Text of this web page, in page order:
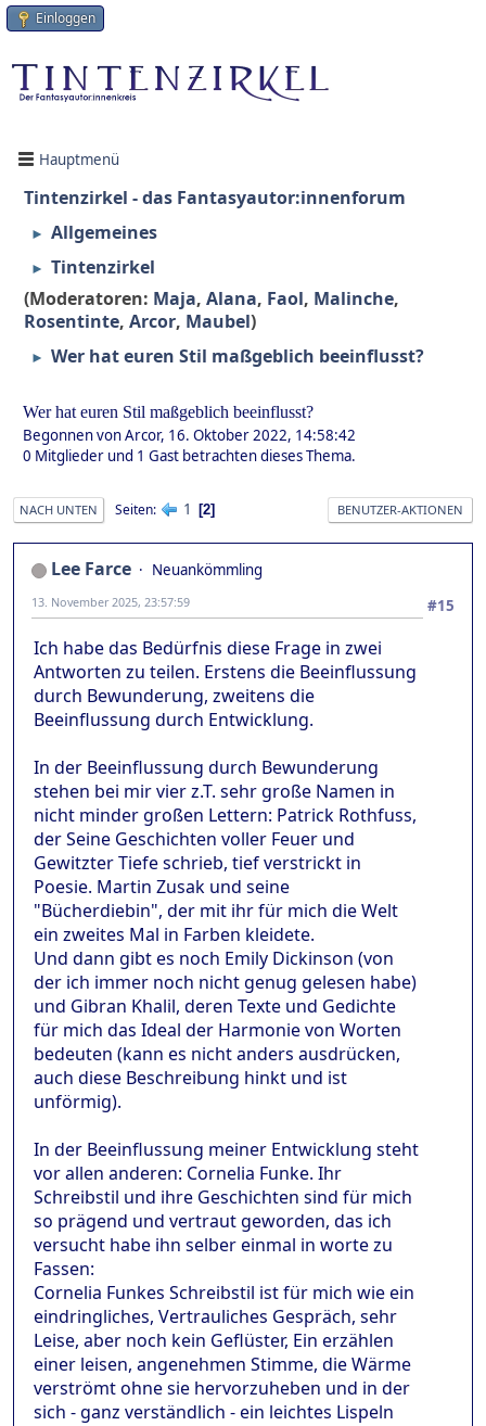
Einloggen
Hauptmenü
Tintenzirkel - das Fantasyautor:innenforum
► Allgemeines
► Tintenzirkel
(Moderatoren: Maja, Alana, Faol, Malinche,
Rosentinte, Arcor, Maubel)
► Wer hat euren Stil maßgeblich beeinflusst?
Wer hat euren Stil maßgeblich beeinflusst?
Begonnen von Arcor, 16. Oktober 2022, 14:58:42
0 Mitglieder und 1 Gast betrachten dieses Thema.
NACH UNTEN Seiten 1 2 BENUTZER-AKTIONEN
Lee Farce
Neuankömmling
#15
13. November 2025, 23:57:59
Ich habe das Bedürfnis diese Frage in zwei
Antworten zu teilen. Erstens die Beeinflussung
durch Bewunderung, zweitens die
Beeinflussung durch Entwicklung.
In der Beeinflussung durch Bewunderung
stehen bei mir vier z.T. sehr große Namen in
nicht minder großen Lettern: Patrick Rothfuss,
der Seine Geschichten voller Feuer und
Gewitzter Tiefe schrieb, tief verstrickt in
Poesie. Martin Zusak und seine
"Bücherdiebin", der mit ihr für mich die Welt
ein zweites Mal in Farben kleidete.
Und dann gibt es noch Emily Dickinson (von
der ich immer noch nicht genug gelesen habe)
und Gibran Khalil, deren Texte und Gedichte
für mich das Ideal der Harmonie von Worten
bedeuten (kann es nicht anders ausdrücken,
auch diese Beschreibung hinkt und ist
unförmig).
In der Beeinflussung meiner Entwicklung steht
vor allen anderen: Cornelia Funke. Ihr
Schreibstil und ihre Geschichten sind für mich
so prägend und vertraut geworden, das ich
versucht habe ihn selber einmal in worte zu
Fassen:
Cornelia Funkes Schreibstil ist für mich wie ein
eindringliches, Vertrauliches Gespräch, sehr
Leise, aber noch kein Geflüster, Ein erzählen
einer leisen, angenehmen Stimme, die Wärme
verströmt ohne sie hervorzuheben und in der
sich - ganz verständlich - ein leichtes Lispeln